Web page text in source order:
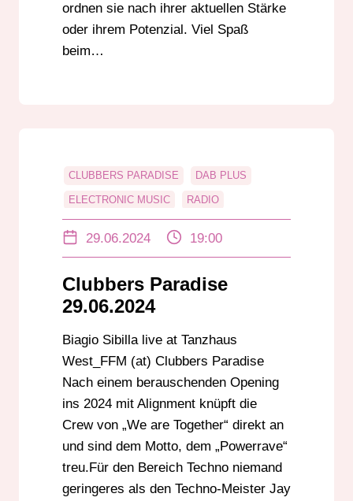
ordnen sie nach ihrer aktuellen Stärke
oder ihrem Potenzial. Viel Spaß
beim…
CLUBBERS PARADISE DAB PLUS
ELECTRONIC MUSIC RADIO
RHEIN-NECKAR
29.06.2024 19:00
Clubbers Paradise
29.06.2024
Biagio Sibilla live at Tanzhaus
West_FFM (at) Clubbers Paradise
Nach einem berauschenden Opening
ins 2024 mit Alignment knüpft die
Crew von „We are Together“ direkt an
und sind dem Motto, dem „Powerrave“
treu.Für den Bereich Techno niemand
geringeres als den Techno-Meister Jay